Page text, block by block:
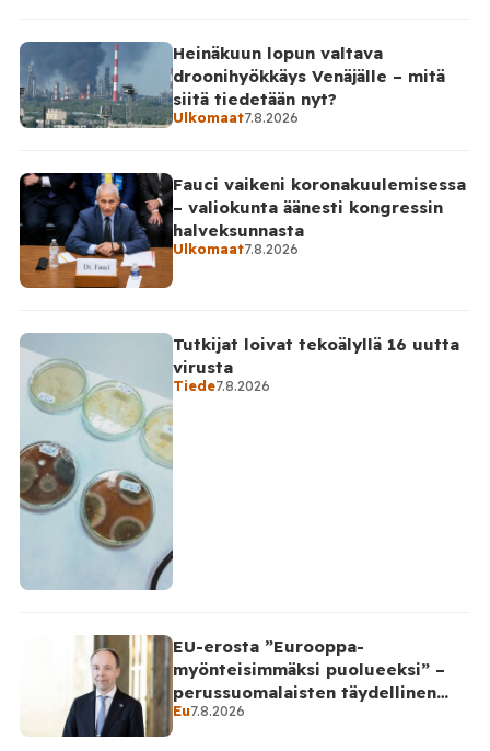
Heinäkuun lopun valtava
droonihyökkäys Venäjälle – mitä
siitä tiedetään nyt?
Ulkomaat7.8.2026
Fauci vaikeni koronakuulemisessa
– valiokunta äänesti kongressin
halveksunnasta
Ulkomaat7.8.2026
Tutkijat loivat tekoälyllä 16 uutta
virusta
Tiede7.8.2026
EU-erosta ”Eurooppa-
myönteisimmäksi puolueeksi” –
perussuomalaisten täydellinen
takinkääntö
Eu7.8.2026